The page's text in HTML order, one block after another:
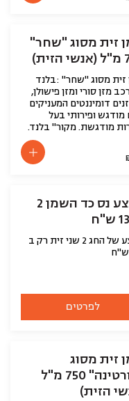
זית מסוג "שחר"
זית מסוג "שחר" :בלנד
מזן סורי ומזן פישולן,
דומיננטים המעניקים
ופירותי בעל
מודגשת. מקור" בלנד.
מבצע נס כד השמן 2
מבצע של החג 2 שני זית רק ב
לפרטים
זית מסוג
"קורטינה" 750 מ"ל
הזית)